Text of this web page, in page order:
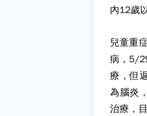
內12歲
兒童重
病，5/
療，但
為腦炎
治療，